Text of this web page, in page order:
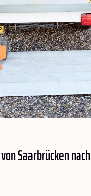
Saarbrücken nach